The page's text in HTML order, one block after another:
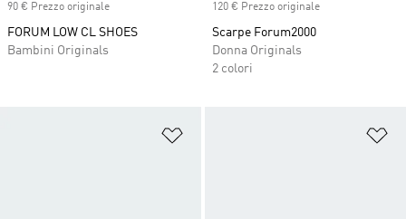
90 € Prezzo originale
FORUM LOW CL SHOES
Bambini Originals
120 € Prezzo originale
Scarpe Forum2000
Donna Originals
2 colori
Aggiungi alla lista dei desideri